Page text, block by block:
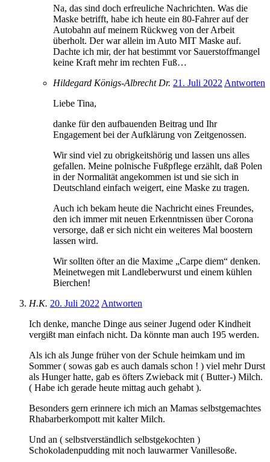
Na, das sind doch erfreuliche Nachrichten. Was die
Maske betrifft, habe ich heute ein 80-Fahrer auf der
Autobahn auf meinem Rückweg von der Arbeit
überholt. Der war allein im Auto MIT Maske auf.
Dachte ich mir, der hat bestimmt vor Sauerstoffmangel
keine Kraft mehr im rechten Fuß…
Hildegard Königs-Albrecht Dr. 21. Juli 2022 Antworten
Liebe Tina,
danke für den aufbauenden Beitrag und Ihr
Engagement bei der Aufklärung von Zeitgenossen.
Wir sind viel zu obrigkeitshörig und lassen uns alles
gefallen. Meine polnische Fußpflege erzählt, daß Polen
in der Normalität angekommen ist und sie sich in
Deutschland einfach weigert, eine Maske zu tragen.
Auch ich bekam heute die Nachricht eines Freundes,
den ich immer mit neuen Erkenntnissen über Corona
versorge, daß er sich nicht ein weiteres Mal boostern
lassen wird.
Wir sollten öfter an die Maxime „Carpe diem“ denken.
Meinetwegen mit Landleberwurst und einem kühlen
Bierchen!
H.K. 20. Juli 2022 Antworten
Ich denke, manche Dinge aus seiner Jugend oder Kindheit
vergißt man einfach nicht. Da könnte man auch 195 werden.
Als ich als Junge früher von der Schule heimkam und im
Sommer ( sowas gab es auch damals schon ! ) viel mehr Durst
als Hunger hatte, gab es öfters Zwieback mit ( Butter-) Milch.
( Habe ich gerade heute mittag auch gehabt ).
Besonders gern erinnere ich mich an Mamas selbstgemachtes
Rhabarberkompott mit kalter Milch.
Und an ( selbstverständlich selbstgekochten )
Schokoladenpudding mit noch lauwarmer Vanillesoße.